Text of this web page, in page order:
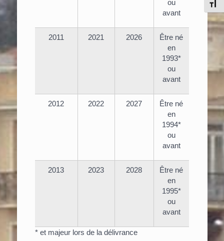
ou
avant
2011 2021 2026
Être né
en
1993*
ou
avant
2012 2022 2027
Être né
en
1994*
ou
avant
2013 2023 2028
Être né
en
1995*
ou
avant
* et majeur lors de la délivrance